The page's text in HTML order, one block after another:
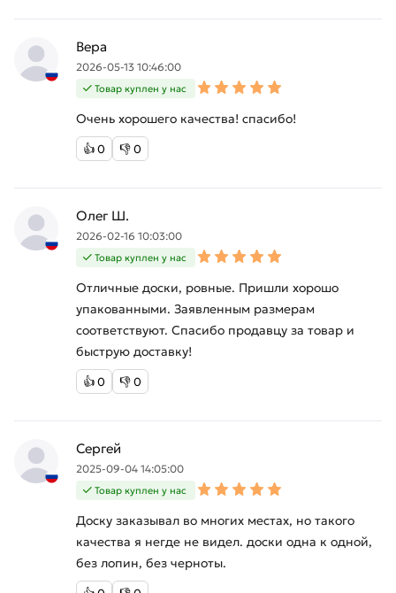
Вера
2026-05-13 10:46:00
Товар куплен у нас
Очень хорошего качества! спасибо!
👍0 👎0
Олег Ш.
2026-02-16 10:03:00
Товар куплен у нас
Отличные доски, ровные. Пришли хорошо
упакованными. Заявленным размерам
соответствуют. Спасибо продавцу за товар и
быструю доставку!
👍0 👎0
Сергей
2025-09-04 14:05:00
Товар куплен у нас
Доску заказывал во многих местах, но такого
качества я негде не видел. доски одна к одной,
без лопин, без черноты.